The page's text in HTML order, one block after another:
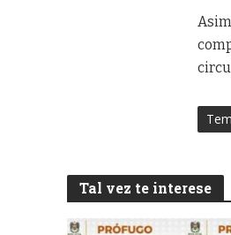
Tal vez te interese